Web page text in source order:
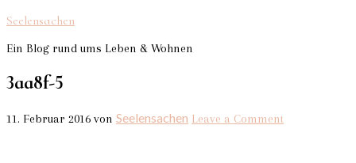
Seelensachen
Ein Blog rund ums Leben & Wohnen
3aa8f-5
11. Februar 2016 von Seelensachen Leave a Comment